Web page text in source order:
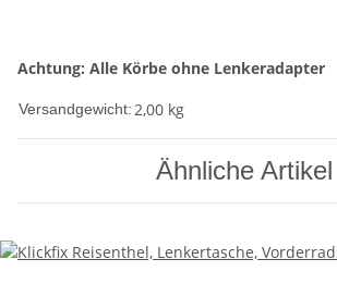
Achtung: Alle Körbe ohne Lenkeradapter
Versandgewicht:2,00 kg
Ähnliche Artikel